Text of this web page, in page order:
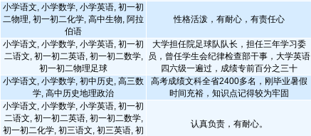
小学语文, 小学数学, 小学英语, 初一初
二物理, 初一初二化学, 高中生物, 阿拉
伯语
性格活泼，有耐心，有责任心
小学语文, 小学数学, 小学英语, 初一初
二语文, 初一初二英语, 初一初二数学,
初一初二物理足球
大学担任院足球队队长，担任三年学习委
员，曾任学生会纪律检查部干事，大学英语
四六级一遍过，成绩专前百分之三十
小学语文, 小学数学, 初中历史, 高三数
学, 高中历史地理政治
高考成绩文科全省2400多名，刚毕业暑假
时间充裕，知识点记得较为牢固
小学语文, 小学数学, 小学英语, 初一初
二语文, 初一初二英语, 初一初二数学,
初一初二化学, 初三语文, 初三英语, 初
认真负责，有耐心。